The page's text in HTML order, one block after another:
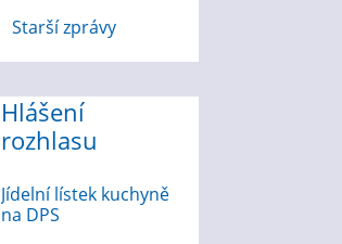
Starší zprávy
Hlášení
rozhlasu
Jídelní lístek kuchyně
na DPS